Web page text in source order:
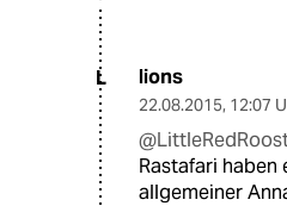
L lions
22.08.2015, 12:07
Rastafari haben
allgemeiner